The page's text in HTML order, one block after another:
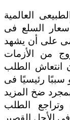
العالمية
السلع فى
على أن يشهد
من الأزمات
انتعاش الطلب
رئيسيًا فى
ضخ المزيد
الطلب
الأجل القصير